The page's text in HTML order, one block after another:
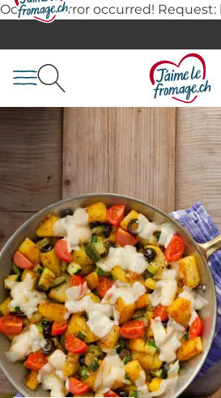
Oops, an error occurred! Request: